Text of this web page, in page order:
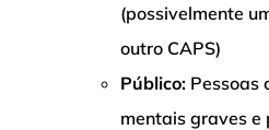
(possivelmente
outro CAPS)
Público: Pessoas
mentais graves e